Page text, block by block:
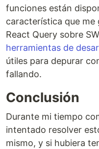
funciones están
característica que me
React Query sobre
herramientas de
útiles para depurar
fallando.
Conclusión
Durante mi tiempo
intentado resolver
mismo, y si hubiera